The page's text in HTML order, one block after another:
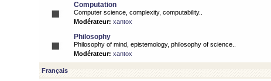
Computation
Computer science, complexity, computability..
Modérateur: xantox
Philosophy
Philosophy of mind, epistemology, philosophy of science..
Modérateur: xantox
Français